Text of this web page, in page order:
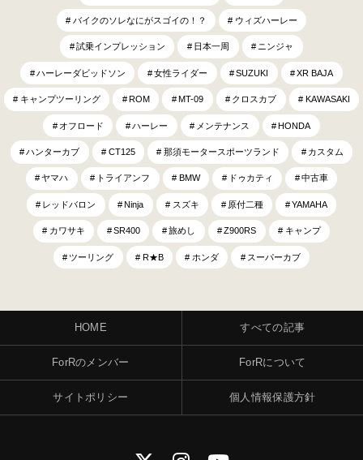
バイクのソレなにがスゴイの！？ ウィズハーレー
試乗インプレッション 日本一周 ニンジャ
ハーレーダビッドソン 女性ライダー SUZUKI XR BAJA
キャンプツーリング ROM MT-09 クロスカブ KAWASAKI
オフロード ハーレー メンテナンス HONDA
ハンターカブ CT125 那須モータースポーツランド カスタム
ヤマハ トライアンフ BMW ドゥカティ 中古車
レッドバロン Ninja スズキ 原付二種 YAMAHA
カワサキ SR400 旅めし Z900RS キャンプ
ツーリング R★B ホンダ スーパーカブ
HOME すべての記事
ForRのメンバー ForRについて
サイトポリシー 個人情報保護方針